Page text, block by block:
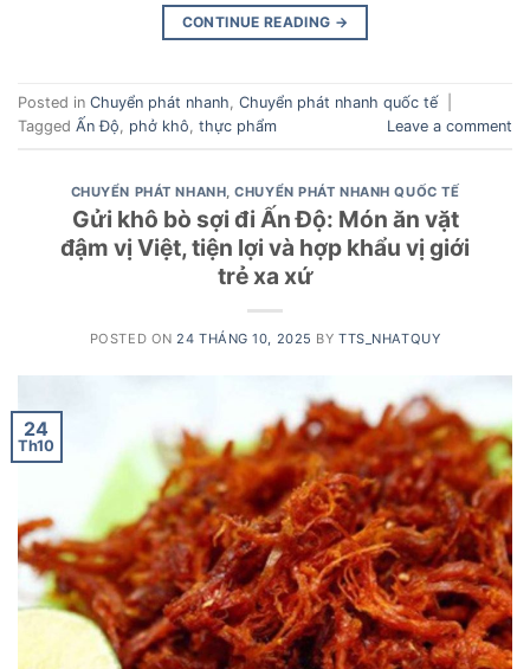
CONTINUE READING →
Posted in Chuyển phát nhanh Chuyển phát nhanh quốc tế
Tagged Ấn Độ phở khô thực phẩm Leave a comment
CHUYỂN PHÁT NHANH ,CHUYỂN PHÁT NHANH QUỐC TẾ
Gửi khô bò sợi đi Ấn Độ: Món ăn vặt
đậm vị Việt, tiện lợi và hợp khẩu vị giới
trẻ xa xứ
POSTED ON24 THÁNG 10, 2025 BYTTS_NHATQUY
24
Th10